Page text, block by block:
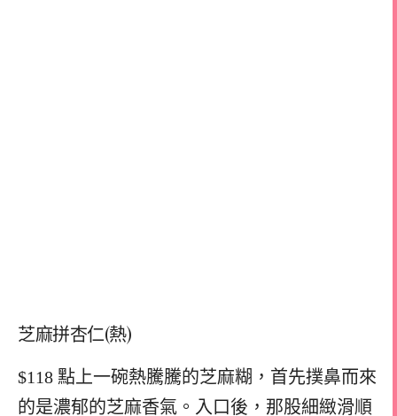
芝麻拼杏仁(熱)
$118 點上一碗熱騰騰的芝麻糊，首先撲鼻而來
的是濃郁的芝麻香氣。入口後，那股細緻滑順